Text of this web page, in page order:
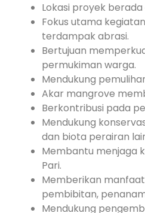
Lokasi proyek berada
Fokus utama
terdampak abrasi.
Bertujuan
permukiman warga.
Mendukung
Akar mangrove
Berkontribusi pada
Mendukung
dan biota perairan
Membantu menjaga
Pari.
Memberikan
pembibitan,
Mendukung